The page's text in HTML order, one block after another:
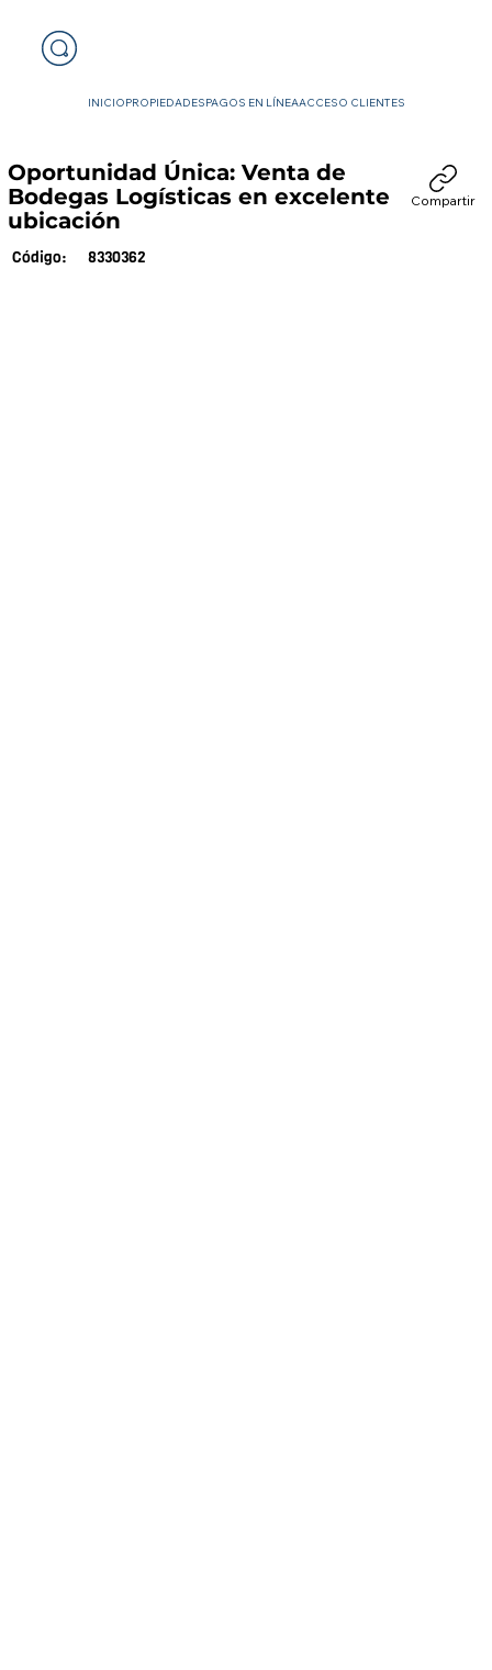
INICIOPROPIEDADESPAGOS EN LÍNEAACCESO CLIENTES
Oportunidad Única: Venta de
Bodegas Logísticas en excelente
ubicación
Código: 8330362
Compartir